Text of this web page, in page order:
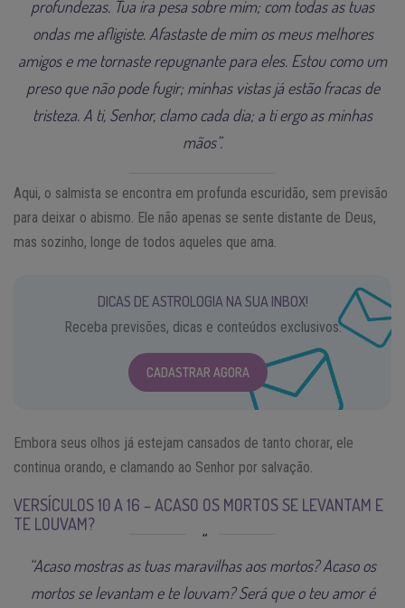
profundezas. Tua ira pesa sobre mim; com todas as tuas
ondas me afligiste. Afastaste de mim os meus melhores
amigos e me tornaste repugnante para eles. Estou como um
preso que não pode fugir; minhas vistas já estão fracas de
tristeza. A ti, Senhor, clamo cada dia; a ti ergo as minhas
mãos”.
Aqui, o salmista se encontra em profunda escuridão, sem previsão
para deixar o abismo. Ele não apenas se sente distante de Deus,
mas sozinho, longe de todos aqueles que ama.
DICAS DE ASTROLOGIA NA SUA INBOX!
Receba previsões, dicas e conteúdos exclusivos.
CADASTRAR AGORA
Embora seus olhos já estejam cansados de tanto chorar, ele
continua orando, e clamando ao Senhor por salvação.
VERSÍCULOS 10 A 16 – ACASO OS MORTOS SE LEVANTAM E
TE LOUVAM?
“Acaso mostras as tuas maravilhas aos mortos? Acaso os
mortos se levantam e te louvam? Será que o teu amor é